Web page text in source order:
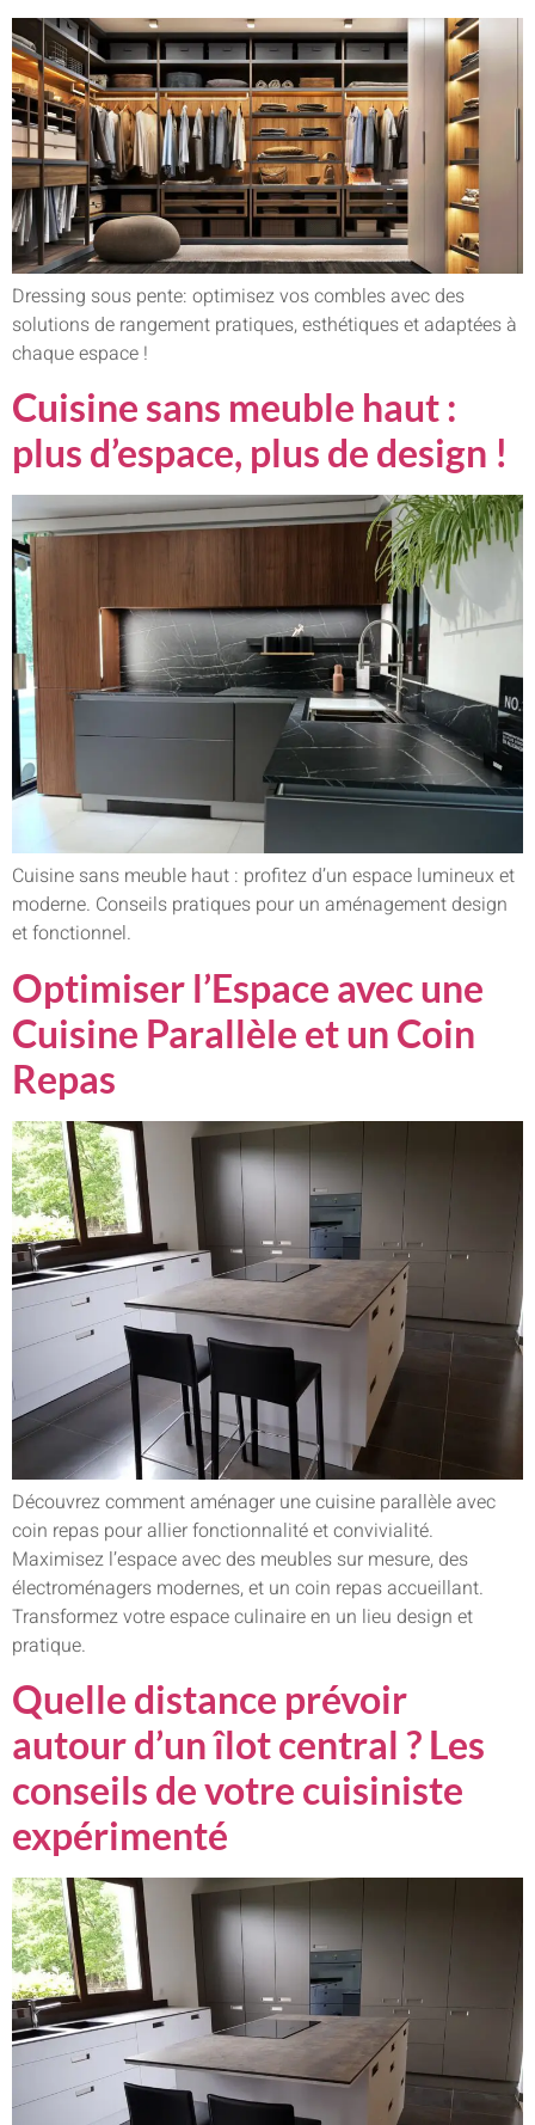
Dressing sous pente: optimisez vos combles avec des
solutions de rangement pratiques, esthétiques et adaptées à
chaque espace !
Cuisine sans meuble haut :
plus d’espace, plus de design !
Cuisine sans meuble haut : profitez d’un espace lumineux et
moderne. Conseils pratiques pour un aménagement design
et fonctionnel.
Optimiser l’Espace avec une
Cuisine Parallèle et un Coin
Repas
Découvrez comment aménager une cuisine parallèle avec
coin repas pour allier fonctionnalité et convivialité.
Maximisez l’espace avec des meubles sur mesure, des
électroménagers modernes, et un coin repas accueillant.
Transformez votre espace culinaire en un lieu design et
pratique.
Quelle distance prévoir
autour d’un îlot central ? Les
conseils de votre cuisiniste
expérimenté